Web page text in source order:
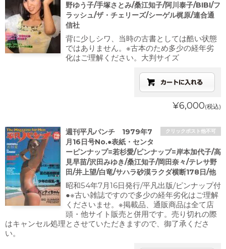
野ゆう子/手塚さとみ/桑江知子/阿川泰子/BIBI/フ
ラッシュ/ザ・チェリーズ/シーゲル梶原/連合通
信社
背に少しシワ、当時の古書としては酷い状態
ではありません。※古本のため多少の経年劣
化はご理解ください。大判サイズ
¥6,000(税込)
クリックポスト他不可
週刊平凡パンチ 1979年7
月16日号No.●表紙・センタ
ーピンナップ=若杉愛/ピンナップ=岸本加代子/高
見早苗/沢田みゆき/桑江知子/岡田奈々/テレサ野
田/井上望/白竜/サハラ砂漠ラクダ横断178日/他
昭和54年7月16日発行/平凡出版/ピンナップ付
●※古い雑誌ですので多少の経年劣化はご理解
くださいませ。※掲載品、通販商品は全て店
頭・他サイト販売と併用です。売り切れの際
はキャンセル処理とさせていただきますので、御了承くださ
い。